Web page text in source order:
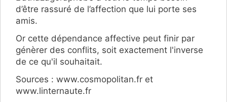
d’être rassuré de l’affection que lui porte ses
amis.
Or cette dépendance affective peut finir par
génèrer des conflits, soit exactement l'inverse
de ce qu'il souhaitait.
Sources : www.cosmopolitan.fr et
www.linternaute.fr